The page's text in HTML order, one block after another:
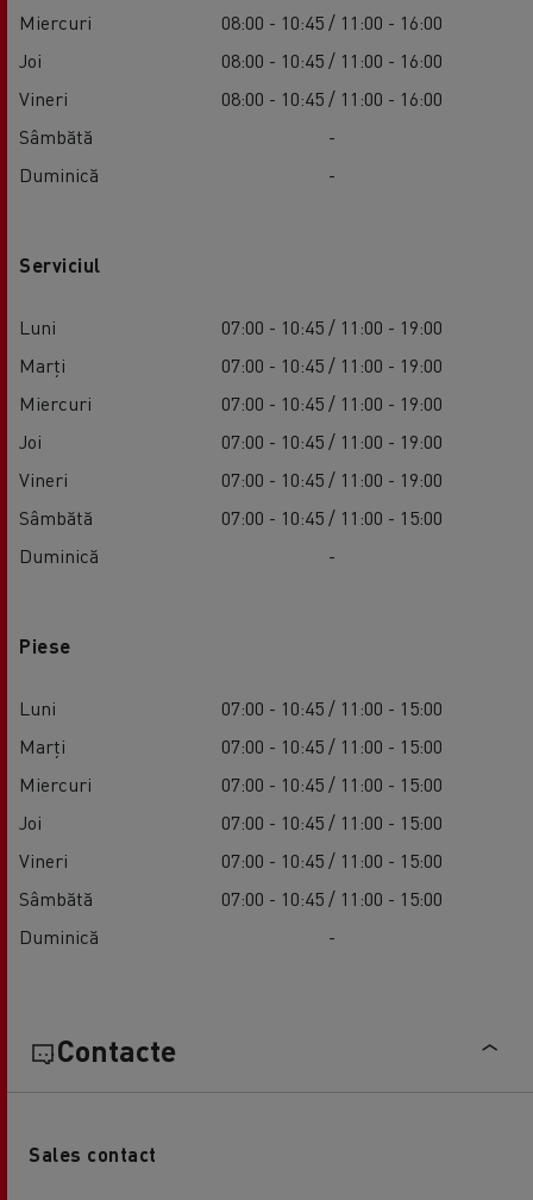
Miercuri
08:00 - 10:45 / 11:00 - 16:00
Joi
08:00 - 10:45 / 11:00 - 16:00
Vineri
08:00 - 10:45 / 11:00 - 16:00
Sâmbătă
-
Duminică
-
Serviciul
Luni
07:00 - 10:45 / 11:00 - 19:00
Marți
07:00 - 10:45 / 11:00 - 19:00
Miercuri
07:00 - 10:45 / 11:00 - 19:00
Joi
07:00 - 10:45 / 11:00 - 19:00
Vineri
07:00 - 10:45 / 11:00 - 19:00
Sâmbătă
07:00 - 10:45 / 11:00 - 15:00
Duminică
-
Piese
Luni
07:00 - 10:45 / 11:00 - 15:00
Marți
07:00 - 10:45 / 11:00 - 15:00
Miercuri
07:00 - 10:45 / 11:00 - 15:00
Joi
07:00 - 10:45 / 11:00 - 15:00
Vineri
07:00 - 10:45 / 11:00 - 15:00
Sâmbătă
07:00 - 10:45 / 11:00 - 15:00
Duminică
-
Contacte
Sales contact